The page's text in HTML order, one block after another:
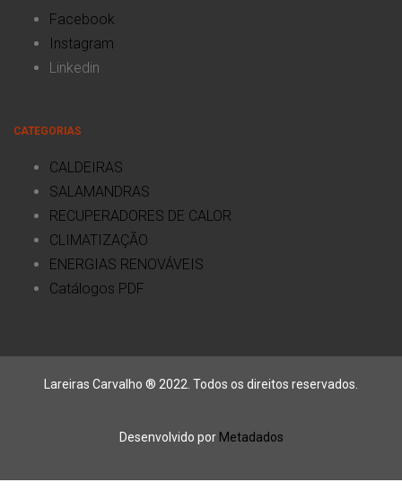
Facebook
Instagram
Linkedin
CATEGORIAS
CALDEIRAS
SALAMANDRAS
RECUPERADORES DE CALOR
CLIMATIZAÇÃO
ENERGIAS RENOVÁVEIS
Catálogos PDF
Lareiras Carvalho ® 2022. Todos os direitos reservados.
Desenvolvido por Metadados